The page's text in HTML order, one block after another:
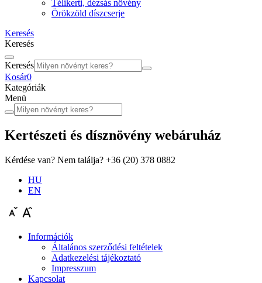
Télikerti, dézsás növény
Örökzöld díszcserje
Keresés
Keresés
Keresés
Kosár0
Kategóriák
Menü
Kertészeti és dísznövény webáruház
Kérdése van? Nem találja? +36 (20) 378 0882
HU
EN
Információk
Általános szerződési feltételek
Adatkezelési tájékoztató
Impresszum
Kapcsolat